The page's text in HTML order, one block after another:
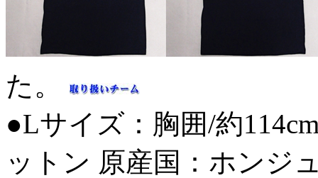
た。
●Lサイズ：胸囲/約
ットン 原産国：ホンジ